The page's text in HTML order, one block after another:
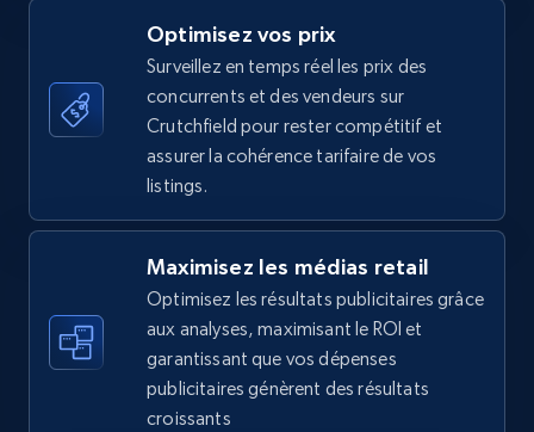
Walmart - products
URL, Final price, Sku, Currency, Gtin,
Specifications, Image urls, Top reviews, and
more.
875+
Walmart - products - Find new products by
using specific category URL
URL, Final price, Sku, Currency, Gtin,
Specifications, Image urls, Top reviews, and
Optimisez vos prix
Surveillez en temps réel les prix des
concurrents et des vendeurs sur
Crutchfield pour rester compétitif et
assurer la cohérence tarifaire de vos
listings.
Maximisez les médias retail
Optimisez les résultats publicitaires grâce
aux analyses, maximisant le ROI et
garantissant que vos dépenses
publicitaires génèrent des résultats
croissants